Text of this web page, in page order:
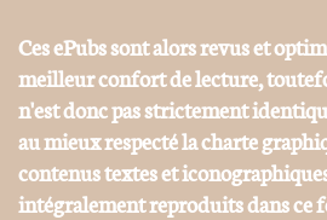
Ces ePubs sont alors revus et
meilleur confort de lecture,
n'est donc pas strictement
au mieux respecté la charte
contenus textes et
intégralement reproduits dans ce